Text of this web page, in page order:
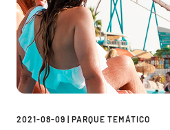
2021-08-09 PARQUE TEMÁTICO